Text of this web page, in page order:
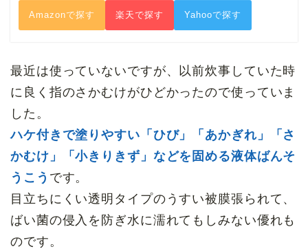
Amazonで探す 楽天で探す Yahooで探す
最近は使っていないですが、以前炊事していた時
に良く指のさかむけがひどかったので使っていま
した。
ハケ付きで塗りやすい「ひび」「あかぎれ」「さ
かむけ」「小きりきず」などを固める液体ばんそ
うこう です。
目立ちにくい透明タイプのうすい被膜張られて、
ばい菌の侵入を防ぎ水に濡れてもしみない優れも
のです。